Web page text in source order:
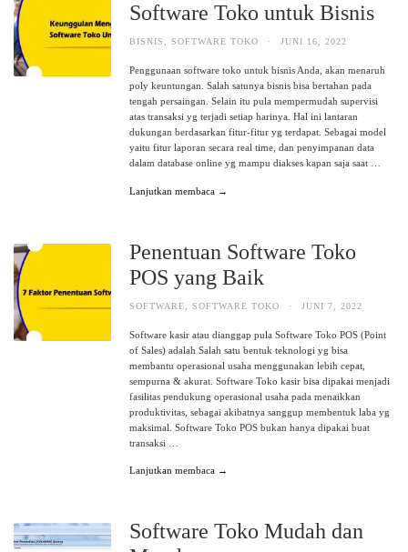
Software Toko untuk Bisnis
BISNIS ,SOFTWARE TOKO · JUNI 16, 2022
Penggunaan software toko untuk bisnis Anda, akan menaruh
poly keuntungan. Salah satunya bisnis bisa bertahan pada
tengah persaingan. Selain itu pula mempermudah supervisi
atas transaksi yg terjadi setiap harinya. Hal ini lantaran
dukungan berdasarkan fitur-fitur yg terdapat. Sebagai model
yaitu fitur laporan secara real time, dan penyimpanan data
dalam database online yg mampu diakses kapan saja saat …
Lanjutkan membaca →
Penentuan Software Toko
POS yang Baik
SOFTWARE ,SOFTWARE TOKO · JUNI 7, 2022
Software kasir atau dianggap pula Software Toko POS (Point
of Sales) adalah Salah satu bentuk teknologi yg bisa
membantu operasional usaha menggunakan lebih cepat,
sempurna & akurat. Software Toko kasir bisa dipakai menjadi
fasilitas pendukung operasional usaha pada menaikkan
produktivitas, sebagai akibatnya sanggup membentuk laba yg
maksimal. Software Toko POS bukan hanya dipakai buat
transaksi …
Lanjutkan membaca →
Software Toko Mudah dan